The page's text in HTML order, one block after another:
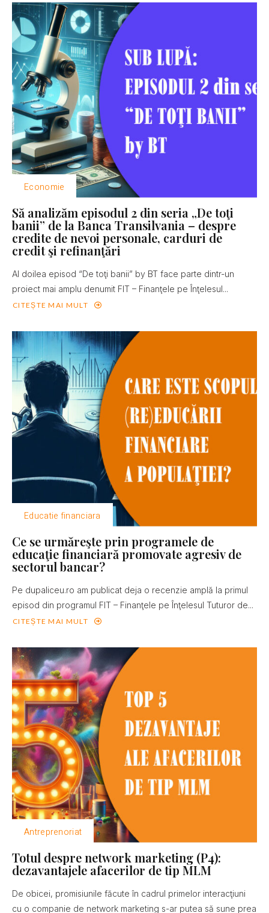
Economie
Să analizăm episodul 2 din seria „De toţi
banii” de la Banca Transilvania – despre
credite de nevoi personale, carduri de
credit şi refinanţări
Al doilea episod “De toţi banii” by BT face parte dintr-un
proiect mai amplu denumit FIT – Finanţele pe Înţelesul...
CITEȘTE MAI MULT
Educatie financiara
Ce se urmăreşte prin programele de
educaţie financiară promovate agresiv de
sectorul bancar?
Pe dupaliceu.ro am publicat deja o recenzie amplă la primul
episod din programul FIT – Finanţele pe Înţelesul Tuturor de...
CITEȘTE MAI MULT
Antreprenoriat
Totul despre network marketing (P4):
dezavantajele afacerilor de tip MLM
De obicei, promisiunile făcute în cadrul primelor interacţiuni
cu o companie de network marketing s-ar putea să sune prea